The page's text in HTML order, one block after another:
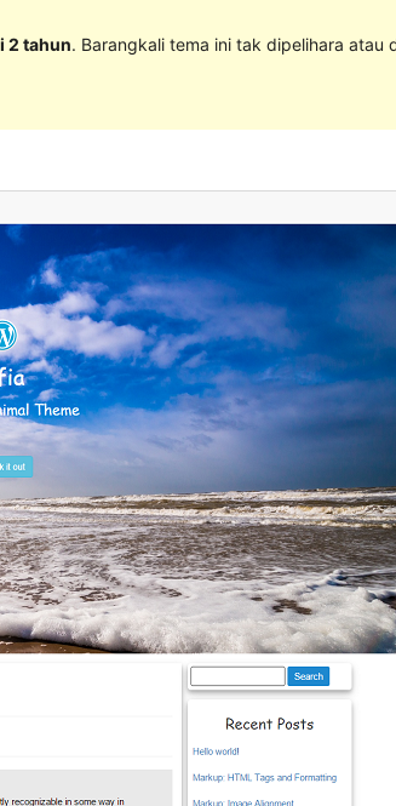
2 tahun. Barangkali tema ini tak dipelihara atau